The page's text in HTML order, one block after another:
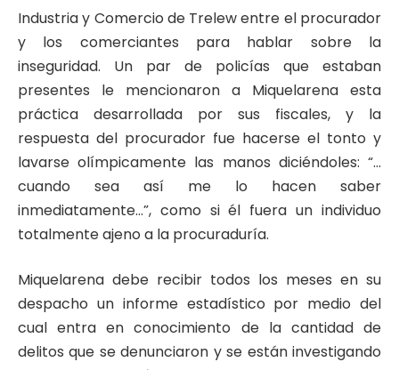
Industria y Comercio de Trelew entre el procurador
y los comerciantes para hablar sobre la
inseguridad. Un par de policías que estaban
presentes le mencionaron a Miquelarena esta
práctica desarrollada por sus fiscales, y la
respuesta del procurador fue hacerse el tonto y
lavarse olímpicamente las manos diciéndoles: “…
cuando sea así me lo hacen saber
inmediatamente…”, como si él fuera un individuo
totalmente ajeno a la procuraduría.
Miquelarena debe recibir todos los meses en su
despacho un informe estadístico por medio del
cual entra en conocimiento de la cantidad de
delitos que se denunciaron y se están investigando